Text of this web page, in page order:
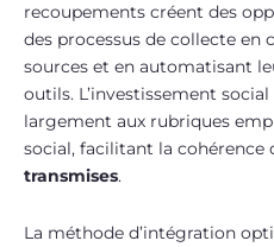
recoupements créent des
des processus de collecte en
sources et en automatisant
outils. L’investissement
largement aux rubriques
social, facilitant la cohérence
transmises.
La méthode d’intégration